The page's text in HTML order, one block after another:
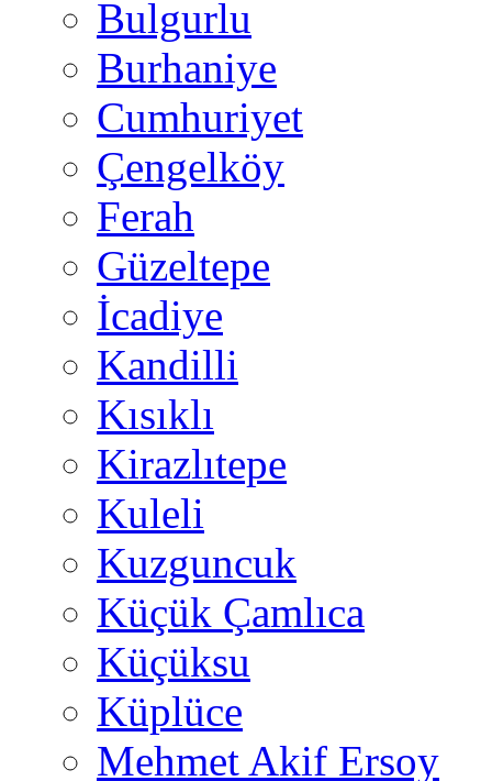
Bulgurlu
Burhaniye
Cumhuriyet
Çengelköy
Ferah
Güzeltepe
İcadiye
Kandilli
Kısıklı
Kirazlıtepe
Kuleli
Kuzguncuk
Küçük Çamlıca
Küçüksu
Küplüce
Mehmet Akif Ersoy